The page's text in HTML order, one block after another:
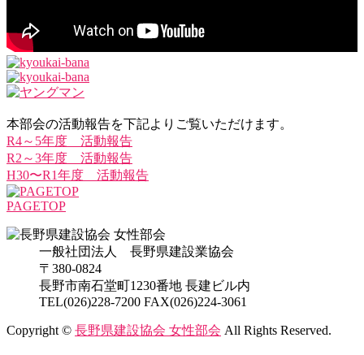
本部会の活動報告を下記よりご覧いただけます。
R4～5年度 活動報告
R2～3年度 活動報告
H30〜R1年度 活動報告
PAGETOP
一般社団法人 長野県建設業協会
〒380-0824
長野市南石堂町1230番地 長建ビル内
TEL(026)228-7200 FAX(026)224-3061
Copyright © 長野県建設協会 女性部会 All Rights Reserved.